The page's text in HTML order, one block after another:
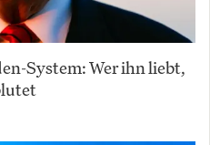
System: Wer ihn liebt,